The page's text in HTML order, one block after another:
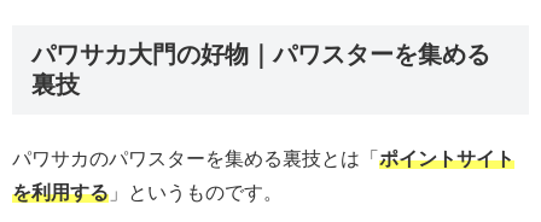
パワサカ大門の好物｜パワスターを集める
裏技
パワサカのパワスターを集める裏技とは「 ポイントサイト
を利用する 」というものです。